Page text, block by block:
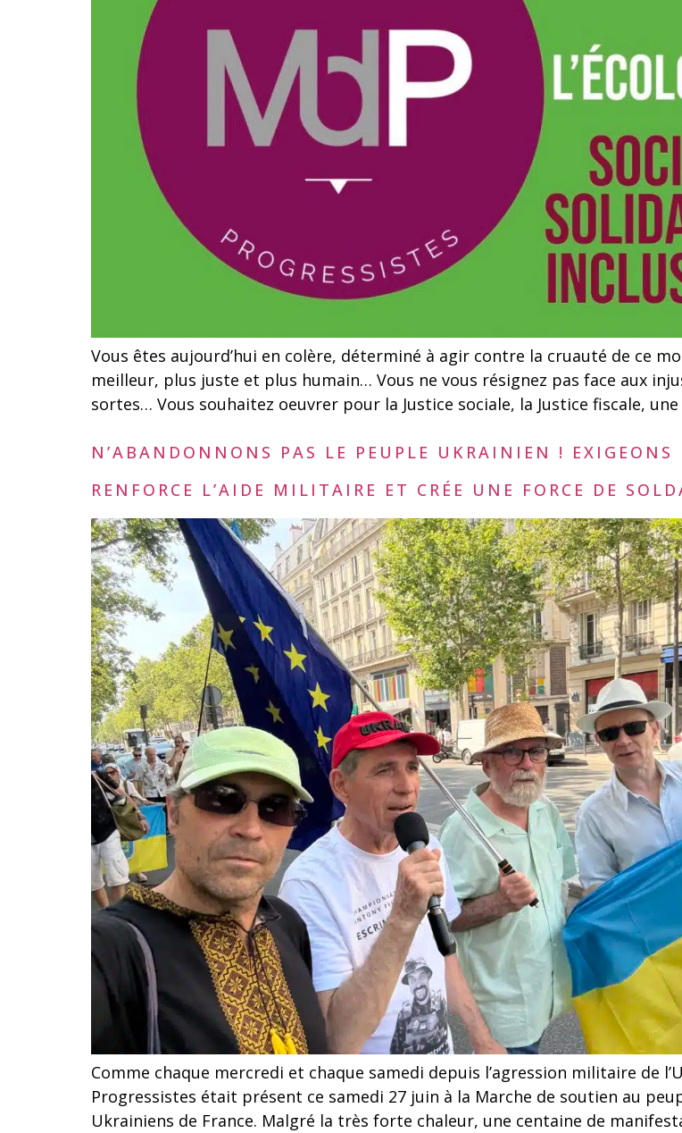
Vous êtes aujourd’hui en colère, déterminé à agir contre la cruauté de ce
meilleur, plus juste et plus humain… Vous ne vous résignez pas face aux
sortes… Vous souhaitez oeuvrer pour la Justice sociale, la Justice fiscale,
N’ABANDONNONS PAS LE PEUPLE UKRAINIEN ! EXIGEONS
RENFORCE L’AIDE MILITAIRE ET CRÉE UNE FORCE DE
Comme chaque mercredi et chaque samedi depuis l’agression militaire de
Progressistes était présent ce samedi 27 juin à la Marche de soutien au
Ukrainiens de France. Malgré la très forte chaleur, une centaine de